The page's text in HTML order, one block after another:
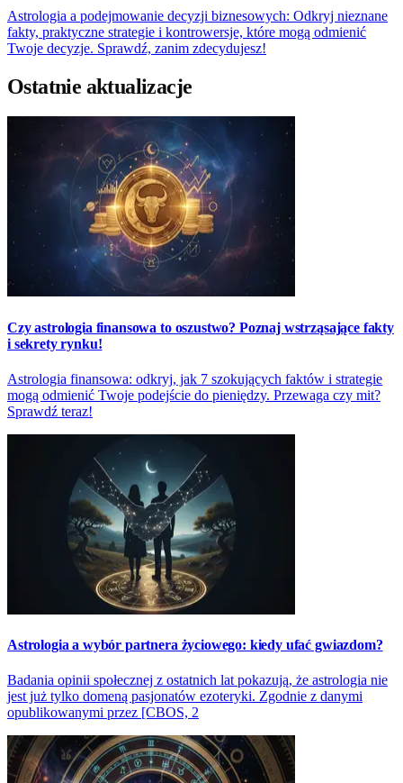
Astrologia a podejmowanie decyzji biznesowych: Odkryj nieznane
fakty, praktyczne strategie i kontrowersje, które mogą odmienić
Twoje decyzje. Sprawdź, zanim zdecydujesz!
Ostatnie aktualizacje
Czy astrologia finansowa to oszustwo? Poznaj wstrząsające fakty
i sekrety rynku!
Astrologia finansowa: odkryj, jak 7 szokujących faktów i strategie
mogą odmienić Twoje podejście do pieniędzy. Przewaga czy mit?
Sprawdź teraz!
Astrologia a wybór partnera życiowego: kiedy ufać gwiazdom?
Badania opinii społecznej z ostatnich lat pokazują, że astrologia nie
jest już tylko domeną pasjonatów ezoteryki. Zgodnie z danymi
opublikowanymi przez [CBOS, 2